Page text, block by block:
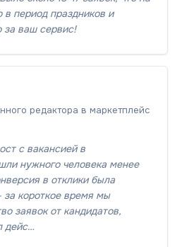
в период праздников и
за ваш сервис!
редактора в маркетплейс
с вакансией в
нужного человека менее
в отклики была
за короткое время мы
заявок от кандидатов,
дейс…